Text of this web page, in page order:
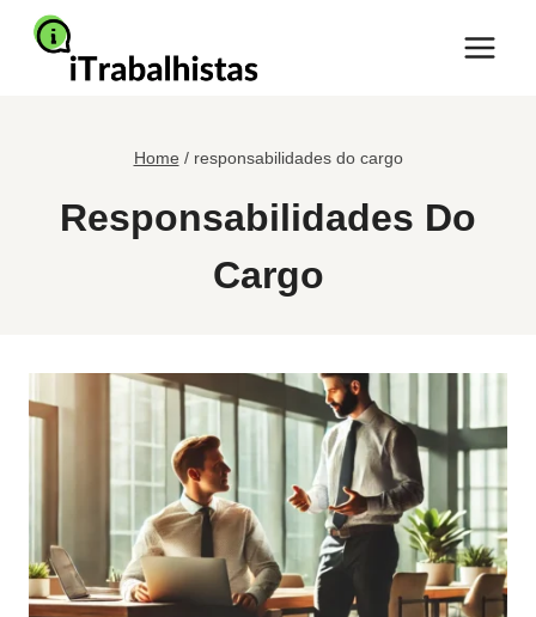
Pular
para
Home / responsabilidades do cargo
Responsabilidades Do
Cargo